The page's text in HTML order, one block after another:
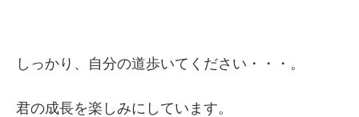
しっかり、自分の道歩いてください・・・。
君の成長を楽しみにしています。